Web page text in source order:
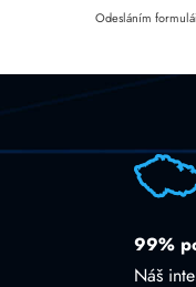
Odesláním
99%
Náš